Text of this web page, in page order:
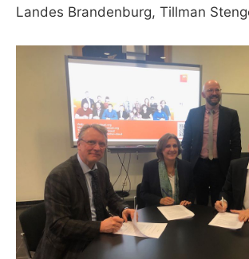
Landes Brandenburg, Tillman